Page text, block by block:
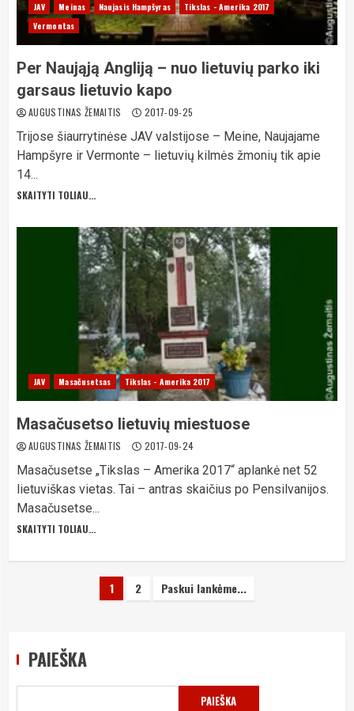
JAV Meinas Naujasis Hampšyras
Tikslas - Amerika 2017
Vermontas
Per Naująją Angliją – nuo lietuvių parko iki
garsaus lietuvio kapo
AUGUSTINAS ŽEMAITIS 2017-09-25
Trijose šiaurrytinėse JAV valstijose – Meine, Naujajame
Hampšyre ir Vermonte – lietuvių kilmės žmonių tik apie
14...
SKAITYTI TOLIAU...
JAV Masačusetsas Tikslas - Amerika 2017
Masačusetso lietuvių miestuose
AUGUSTINAS ŽEMAITIS 2017-09-24
Masačusetse „Tikslas – Amerika 2017“ aplankė net 52
lietuviškas vietas. Tai – antras skaičius po Pensilvanijos.
Masačusetse...
SKAITYTI TOLIAU...
Įrašų
1 2 Paskui lankėme...
PAIEŠKA
PAIEŠKA